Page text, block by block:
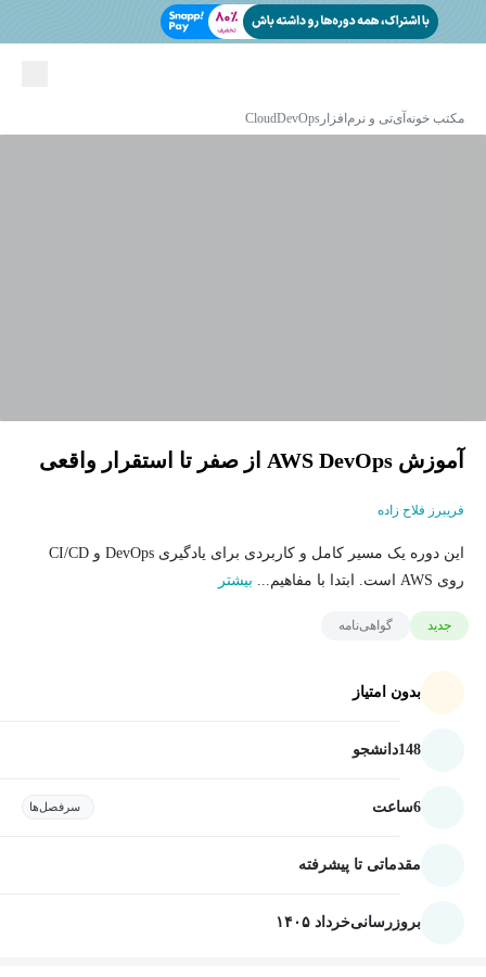
مکتب خونه آی‌تی و نرم‌افزار DevOps
Cloud
آموزش AWS DevOps از صفر تا استقرار واقعی
فریبرز فلاح زاده
این دوره یک مسیر کامل و کاربردی برای یادگیری DevOps و CI/CD
روی AWS است. ابتدا با مفاهیم...
بیشتر
جدید گواهی‌نامه
بدون امتیاز
148دانشجو
6ساعت سرفصل‌ها
مقدماتی تا پیشرفته
بروزرسانیخرداد ۱۴۰۵